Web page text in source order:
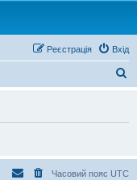
Вхід
Реєстрація
Часовий пояс UTC